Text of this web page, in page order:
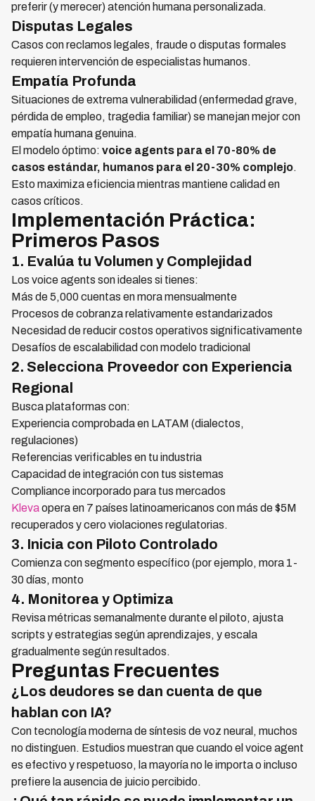
preferir (y merecer) atención humana personalizada.
Disputas Legales
Casos con reclamos legales, fraude o disputas formales
requieren intervención de especialistas humanos.
Empatía Profunda
Situaciones de extrema vulnerabilidad (enfermedad grave,
pérdida de empleo, tragedia familiar) se manejan mejor con
empatía humana genuina.
El modelo óptimo: voice agents para el 70-80% de
casos estándar, humanos para el 20-30% complejo.
Esto maximiza eficiencia mientras mantiene calidad en
casos críticos.
Implementación Práctica:
Primeros Pasos
1. Evalúa tu Volumen y Complejidad
Los voice agents son ideales si tienes:
Más de 5,000 cuentas en mora mensualmente
Procesos de cobranza relativamente estandarizados
Necesidad de reducir costos operativos significativamente
Desafíos de escalabilidad con modelo tradicional
2. Selecciona Proveedor con Experiencia
Regional
Busca plataformas con:
Experiencia comprobada en LATAM (dialectos,
regulaciones)
Referencias verificables en tu industria
Capacidad de integración con tus sistemas
Compliance incorporado para tus mercados
Klevaopera en 7 países latinoamericanos con más de $5M
recuperados y cero violaciones regulatorias.
3. Inicia con Piloto Controlado
Comienza con segmento específico (por ejemplo, mora 1-
30 días, monto
4. Monitorea y Optimiza
Revisa métricas semanalmente durante el piloto, ajusta
scripts y estrategias según aprendizajes, y escala
gradualmente según resultados.
Preguntas Frecuentes
¿Los deudores se dan cuenta de que
hablan con IA?
Con tecnología moderna de síntesis de voz neural, muchos
no distinguen. Estudios muestran que cuando el voice agent
es efectivo y respetuoso, la mayoría no le importa o incluso
prefiere la ausencia de juicio percibido.